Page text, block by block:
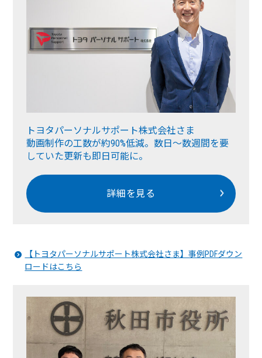
トヨタパーソナルサポート株式会社さま
動画制作の工数が約90%低減。数日〜数週間を要
していた更新も即日可能に。
詳細を見る
【トヨタパーソナルサポート株式会社さま】事例PDFダウン
ロードはこちら